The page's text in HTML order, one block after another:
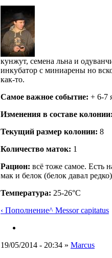
кунжут, семена льна и
инкубатор с миниарены но
как-то.
Самое важное событие: + 6-7
Изменения в составе
Текущий размер кoлонии: 8
Количество маток: 1
Рацион: всё тоже самое. Есть
мак и белок (белок давал редко)
Температура: 25-26°C
‹ Пополнение^ Messor capitatus
19/05/2014 - 20:34 » Marcus